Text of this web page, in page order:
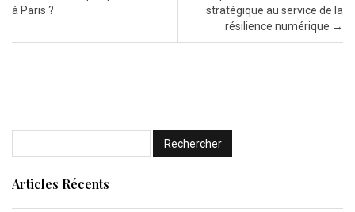
à Paris ?
stratégique au service de la
résilience numérique →
Articles Récents